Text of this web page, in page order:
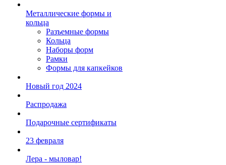
Металлические формы и
кольца
Разъемные формы
Кольца
Наборы форм
Рамки
Формы для капкейков
Новый год 2024
Распродажа
Подарочные сертификаты
23 февраля
Лера - мыловар!